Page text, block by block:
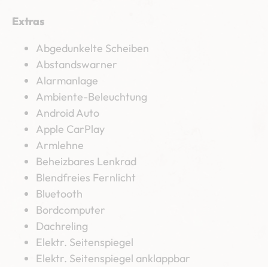
Extras
Abgedunkelte Scheiben
Abstandswarner
Alarmanlage
Ambiente-Beleuchtung
Android Auto
Apple CarPlay
Armlehne
Beheizbares Lenkrad
Blendfreies Fernlicht
Bluetooth
Bordcomputer
Dachreling
Elektr. Seitenspiegel
Elektr. Seitenspiegel anklappbar